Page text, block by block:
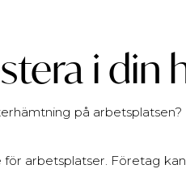
i din
på
arbetsplatser. Företag